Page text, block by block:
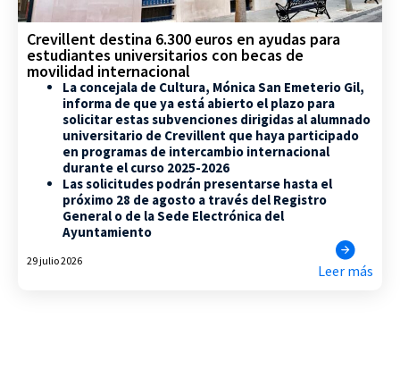
Crevillent destina 6.300 euros en ayudas para
estudiantes universitarios con becas de
movilidad internacional
La concejala de Cultura, Mónica San Emeterio Gil,
informa de que ya está abierto el plazo para
solicitar estas subvenciones dirigidas al alumnado
universitario de Crevillent que haya participado
en programas de intercambio internacional
durante el curso 2025-2026
Las solicitudes podrán presentarse hasta el
próximo 28 de agosto a través del Registro
General o de la Sede Electrónica del
Ayuntamiento
29 julio 2026
Leer más